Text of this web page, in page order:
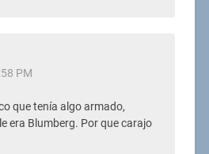
PM
que tenía algo armado,
era Blumberg. Por que carajo